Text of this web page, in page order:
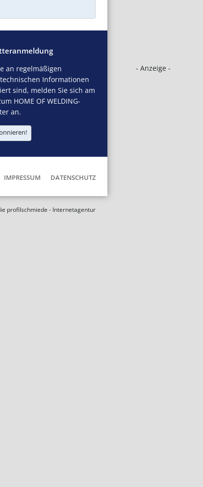
- Anzeige -
an regelmäßigen
Informationen
sind, melden Sie sich am
HOME OF WELDING-
an.
IMPRESSUM DATENSCHUTZ
profilschmiede - Internetagentur